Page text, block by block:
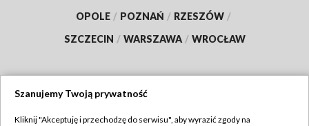
OPOLE / POZNAŃ / RZESZÓW /
SZCZECIN / WARSZAWA / WROCŁAW
Szanujemy Twoją prywatność
Kliknij "Akceptuję i przechodzę do serwisu", aby wyrazić zgody na